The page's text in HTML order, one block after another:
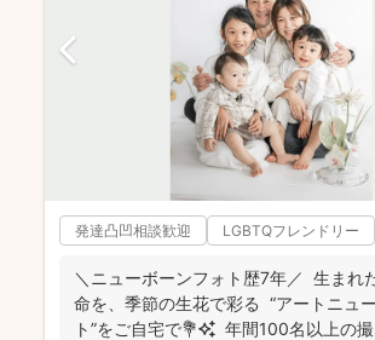
発達凸凹相談歓迎 LGBTQフレンドリー
＼ニューボーンフォト歴7年／ 生まれたての小さな
命を、季節の生花で彩る “アートニューボーンフォ
ト”をご自宅で💐✨ 年間100名以上の